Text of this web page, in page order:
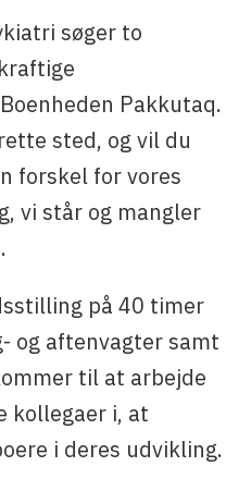
tlf. +299 58 19 19
søger to
Pakkutaq.
sted, og vil du
forskel for vores
vi står og mangler
på 40 timer
og aftenvagter samt
til at arbejde
kollegaer i, at
i deres udvikling.